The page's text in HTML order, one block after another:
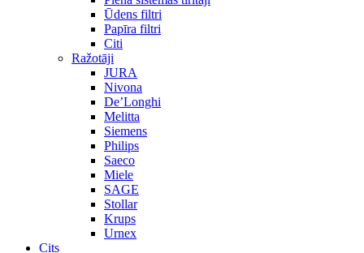
Ūdens filtri
Papīra filtri
Citi
Ražotāji
JURA
Nivona
De’Longhi
Melitta
Siemens
Philips
Saeco
Miele
SAGE
Stollar
Krups
Urnex
Cits